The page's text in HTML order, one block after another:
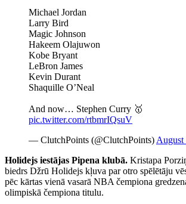
Michael Jordan
Larry Bird
Magic Johnson
Hakeem Olajuwon
Kobe Bryant
LeBron James
Kevin Durant
Shaquille O’Neal
And now… Stephen Curry 🥇
pic.twitter.com/rtbmrIQsuV
— ClutchPoints (@ClutchPoints) August
Holidejs iestājas Pipena klubā. Kristapa
biedrs Džrū Holidejs kļuva par otro spēlētāju
pēc kārtas vienā vasarā NBA čempiona
olimpiskā čempiona titulu.